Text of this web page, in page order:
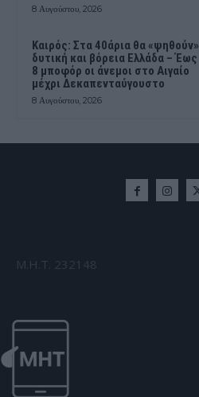
8 Αυγούστου, 2026
Καιρός: Στα 40άρια θα «ψηθούν»
δυτική και βόρεια Ελλάδα – Έως
8 μποφόρ οι άνεμοι στο Αιγαίο
μέχρι Δεκαπενταύγουστο
8 Αυγούστου, 2026
Μ.Η.Τ. 232148